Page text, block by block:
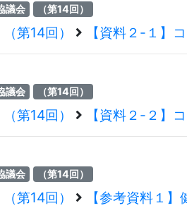
議会 （第14回）
（第14回） 【資料２-１】
議会 （第14回）
（第14回） 【資料２-２】
議会 （第14回）
（第14回）
【参考資料１